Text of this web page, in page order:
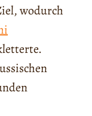
wodurch